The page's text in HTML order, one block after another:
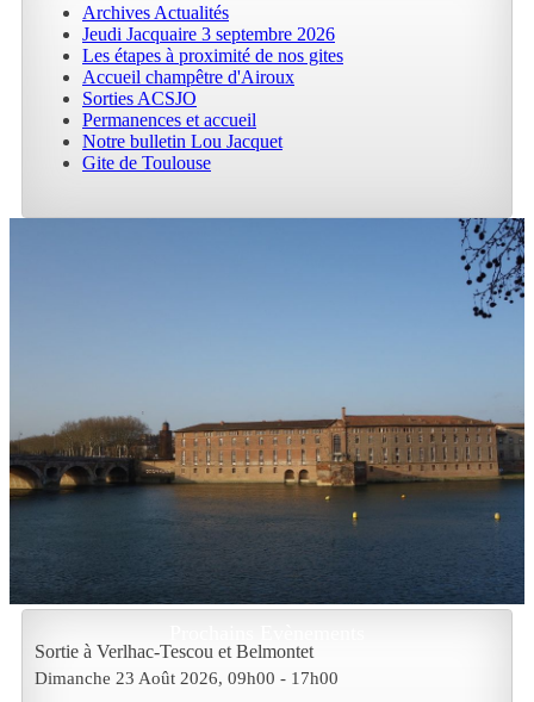
Archives Actualités
Jeudi Jacquaire 3 septembre 2026
Les étapes à proximité de nos gites
Accueil champêtre d'Airoux
Sorties ACSJO
Permanences et accueil
Notre bulletin Lou Jacquet
Gite de Toulouse
Sortie à Verlhac-Tescou et Belmontet
Dimanche 23 Août 2026, 09h00 - 17h00